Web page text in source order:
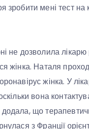
зробити мені тест на
не дозволила
жінка. Наталя
жінка. У
вона
що
з Франції